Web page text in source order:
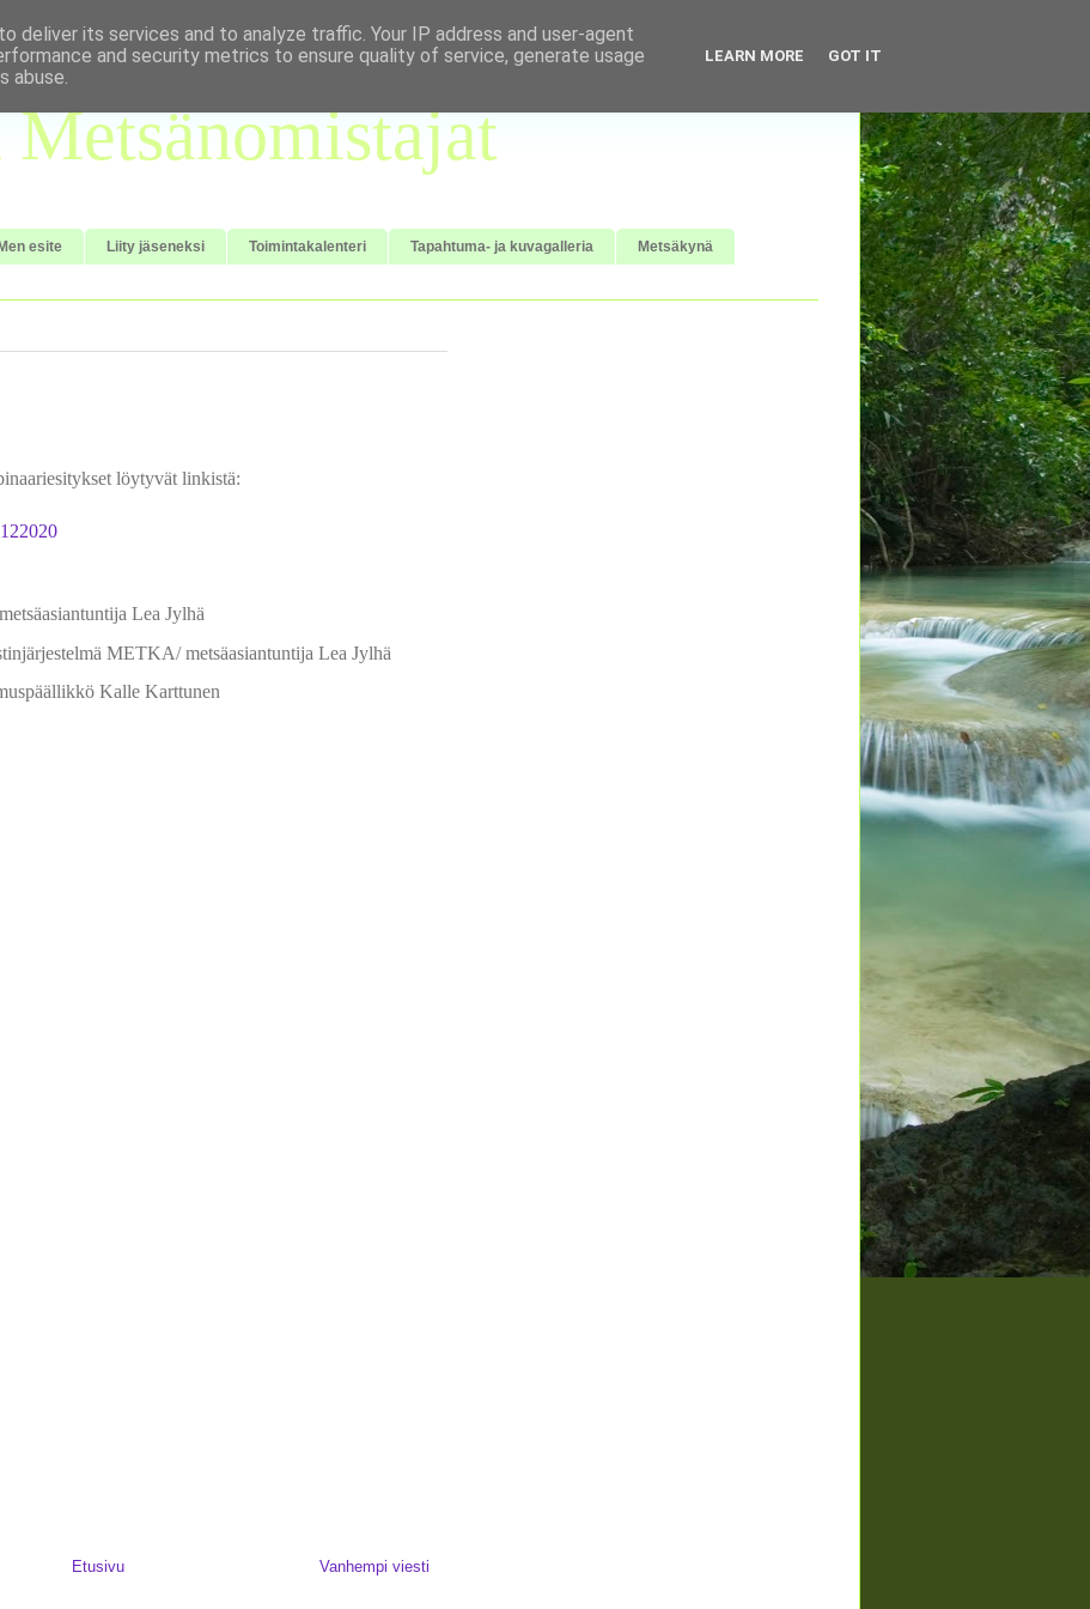
Metsänomistajat
esite Liity jäseneksi Toimintakalenteri Tapahtuma- ja kuvagalleria Metsäkynä
löytyvät linkistä:
Lea Jylhä
METKA/ metsäasiantuntija Lea Jylhä
Kalle Karttunen
Vanhempi viesti
Etusivu
deliver its services and to analyze traffic. Your IP address and user-agent
and security metrics to ensure quality of service, generate usage
abuse.
LEARN MORE GOT IT